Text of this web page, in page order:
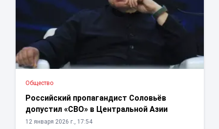
Общество
Российский пропагандист Соловьёв
допустил «СВО» в Центральной Азии
12 января 2026 г., 17:54